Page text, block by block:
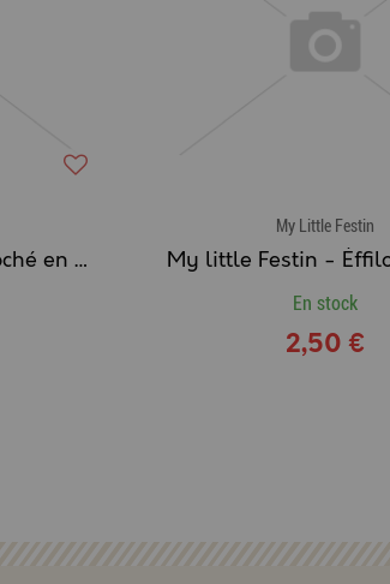
My little Festin - Éffiloché en Sauce pour Chat au POULET & JAMBON DE POULET
My Little Festin
En stock
2,50 €